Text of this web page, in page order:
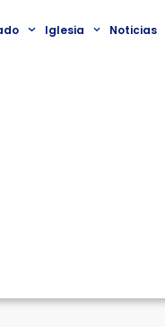
Iglesia Noticias